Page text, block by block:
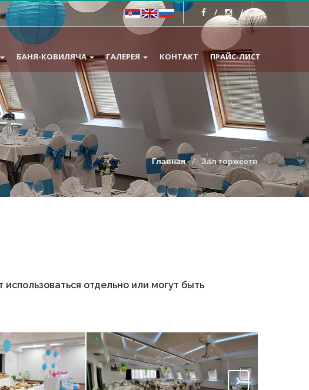
БАНЯ-КОВИЛЯЧА ГАЛЕРЕЯ КОНТАКТ ПРАЙС-ЛИСТ
Главная Зал торжеств
отдельно или могут быть